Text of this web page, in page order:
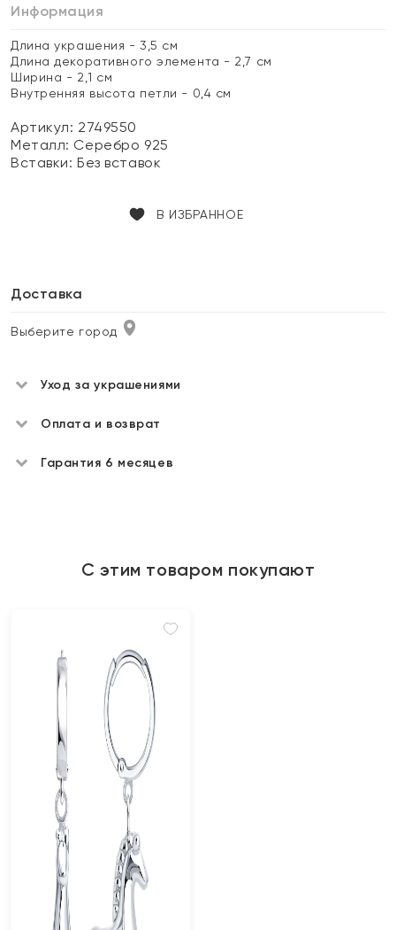
Информация
Длина украшения - 3,5 см
Длина декоративного элемента - 2,7 см
Ширина - 2,1 см
Внутренняя высота петли - 0,4 см
Артикул: 2749550
Металл: Серебро 925
Вставки:Без вставок
В ИЗБРАННОЕ
Доставка
Выберите город
Уход за украшениями
Оплата и возврат
Гарантия 6 месяцев
С этим товаром покупают